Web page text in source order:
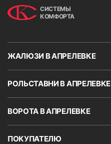
СИСТЕМЫ
КОМФОРТА
ЖАЛЮЗИ В АПРЕЛЕВКЕ
РОЛЬСТАВНИ В АПРЕЛЕВКЕ
ВОРОТА В АПРЕЛЕВКЕ
ПОКУПАТЕЛЮ